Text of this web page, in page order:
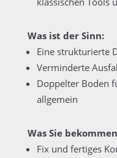
Was ist der Sinn:
Eine strukturierte
Verminderte
Doppelter Boden
allgemein
Was Sie
Fix und fertiges